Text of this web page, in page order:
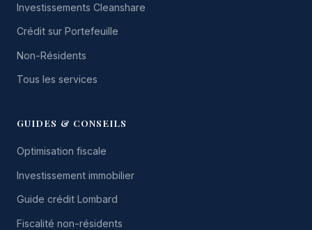
Investissements Cleanshare
Crédit sur Portefeuille
Non-Résidents
Tous les services
GUIDES & CONSEILS
Optimisation fiscale
Investissement immobilier
Guide crédit Lombard
Fiscalité non-résidents